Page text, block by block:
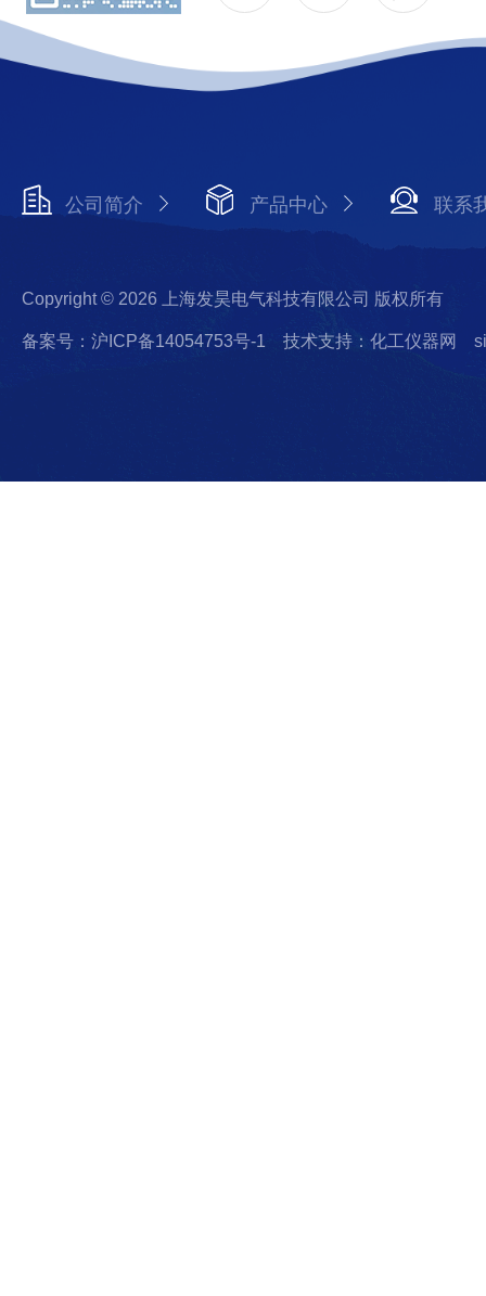
公司简介 产品中心 联系
Copyright © 2026 上海发昊电气科技有限公司 版权所有
备案号：沪ICP备14054753号-1 技术支持：化工仪器网